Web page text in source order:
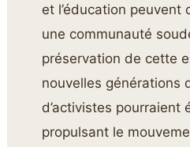
et l’éducation peuvent
une communauté
préservation de cette
nouvelles générations
d’activistes pourraient
propulsant le